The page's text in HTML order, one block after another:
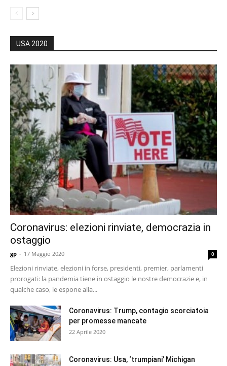
USA 2020
Coronavirus: elezioni rinviate, democrazia in
ostaggio
gp - 17 Maggio 2020 0
Elezioni rinviate, elezioni in forse, presidenti, premier, parlamenti
prorogati: la pandemia tiene in ostaggio le nostre democrazie e, in
qualche caso, le espone alla...
Coronavirus: Trump, contagio scorciatoia
per promesse mancate
22 Aprile 2020
Coronavirus: Usa, ‘trumpiani’ Michigan